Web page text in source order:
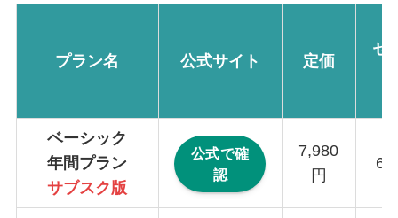
プラン名 公式サイト 定価
セ
ベーシック
年間プラン
サブスク版
公式で確
認
7,980
円